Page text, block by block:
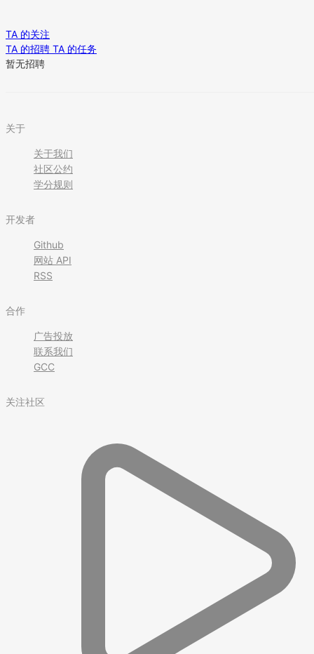
TA 的关注
TA 的招聘 TA 的任务
暂无招聘
关于
关于我们
社区公约
学分规则
开发者
Github
网站 API
RSS
合作
广告投放
联系我们
GCC
关注社区